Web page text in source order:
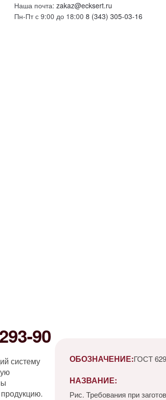
Наша почта: zakaz@ecksert.ru
Пн-Пт с 9:00 до 18:00 8 (343) 305-03-16
90
систему
ОБОЗНАЧЕНИЕ:ГОСТ
НАЗВАНИЕ:
Рис. Требования при